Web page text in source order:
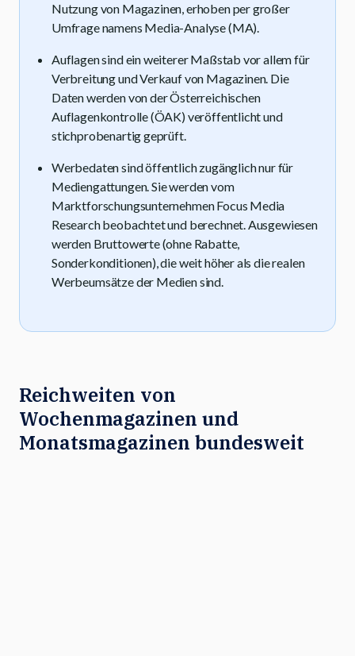
Nutzung von Magazinen, erhoben per großer
Umfrage namens Media-Analyse (MA).
Auflagen sind ein weiterer Maßstab vor allem für
Verbreitung und Verkauf von Magazinen. Die
Daten werden von der Österreichischen
Auflagenkontrolle (ÖAK) veröffentlicht und
stichprobenartig geprüft.
Werbedaten sind öffentlich zugänglich nur für
Mediengattungen. Sie werden vom
Marktforschungsunternehmen Focus Media
Research beobachtet und berechnet. Ausgewiesen
werden Bruttowerte (ohne Rabatte,
Sonderkonditionen), die weit höher als die realen
Werbeumsätze der Medien sind.
Reichweiten von
Wochenmagazinen und
Monatsmagazinen bundesweit